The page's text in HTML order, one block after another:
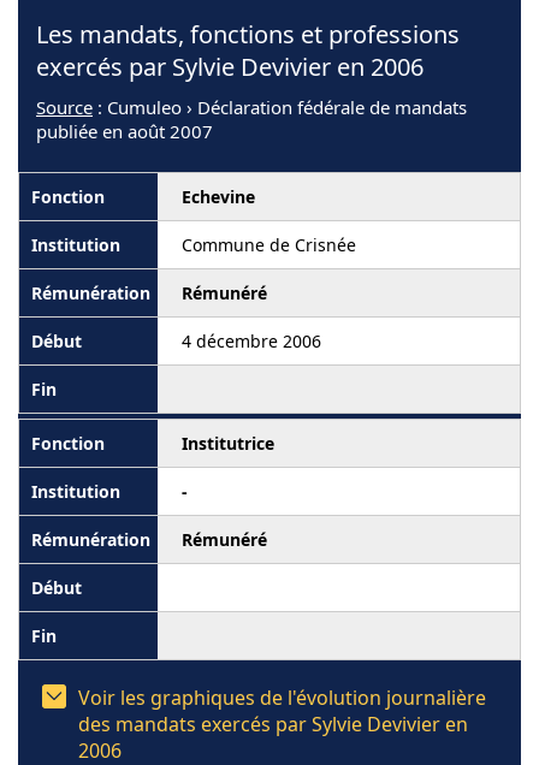
Les mandats, fonctions et professions
exercés par Sylvie Devivier en 2006
Source : Cumuleo › Déclaration fédérale de mandats
publiée en août 2007
Echevine
Commune de Crisnée
Rémunéré
4 décembre 2006
Institutrice
-
Rémunéré
Voir les graphiques de l'évolution journalière
des mandats exercés par Sylvie Devivier en
2006